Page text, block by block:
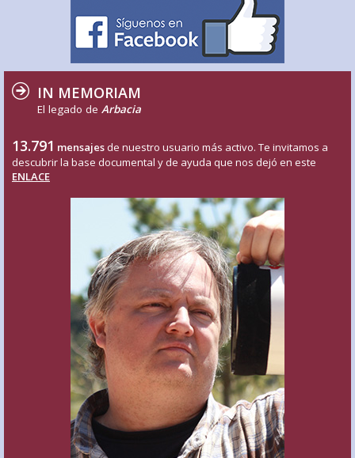
IN MEMORIAM
El legado de Arbacia
13.791 mensajes de nuestro usuario más activo. Te invitamos a
descubrir la base documental y de ayuda que nos dejó en este
ENLACE